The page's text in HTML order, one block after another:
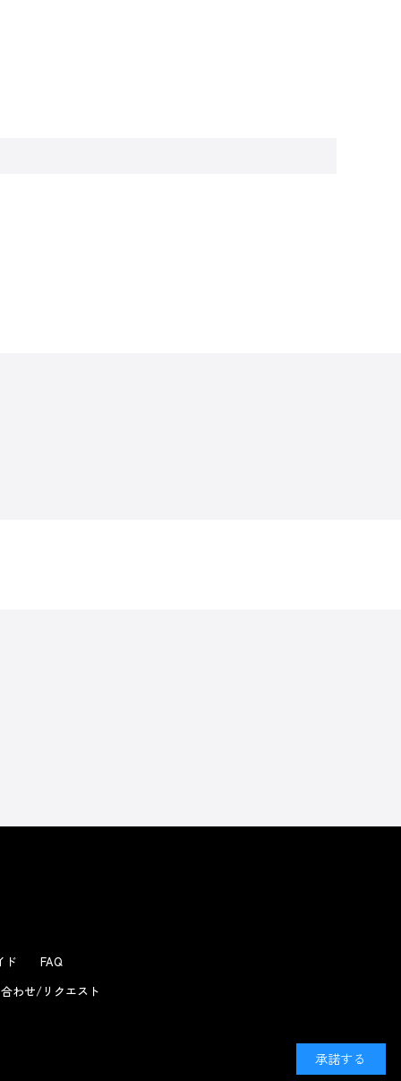
ド
FAQ
わせ/リクエスト
承諾する